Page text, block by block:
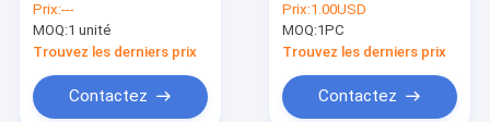
SCH40 SCH80 XS
SCH160 de tuyau
d'acier de 2 pouces
Prix:---
MOQ:1 unité
Trouvez les derniers prix
Contactez
EN10235 JIS B2311
de tuyau d'acier de
pouce
Prix:1.00USD
MOQ:1PC
Trouvez les derniers prix
Contactez